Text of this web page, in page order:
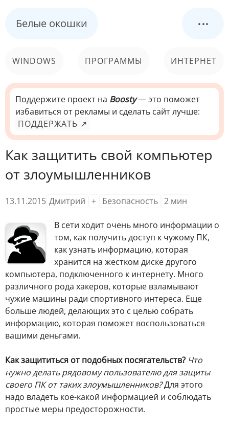
Белые окошки ...
WINDOWS ПРОГРАММЫ ИНТЕРНЕТ
КОМПЬЮТЕР
СИСТЕМА
Поддержите проект на Boosty— это поможет
избавиться от рекламы и сделать сайт лучше:
ПОДДЕРЖАТЬ ↗
Как защитить свой компьютер
от злоумышленников
13.11.2015 Дмитрий + Безопасность 2 мин
В сети ходит очень много информации о
том, как получить доступ к чужому ПК,
как узнать информацию, которая
хранится на жестком диске другого
компьютера, подключенного к интернету. Много
различного рода хакеров, которые взламывают
чужие машины ради спортивного интереса. Еще
больше людей, делающих это с целью собрать
информацию, которая поможет воспользоваться
вашими деньгами.
Как защититься от подобных посягательств? Что
нужно делать рядовому пользователю для защиты
своего ПК от таких злоумышленников?Для этого
надо владеть кое-какой информацией и соблюдать
простые меры предосторожности.